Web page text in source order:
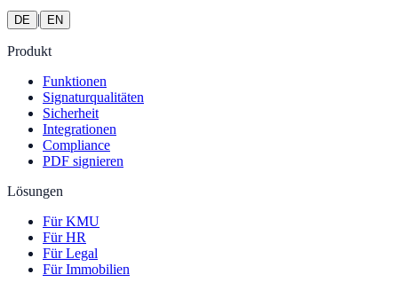
DE | EN
Produkt
Funktionen
Signaturqualitäten
Sicherheit
Integrationen
Compliance
PDF signieren
Lösungen
Für KMU
Für HR
Für Legal
Für Immobilien